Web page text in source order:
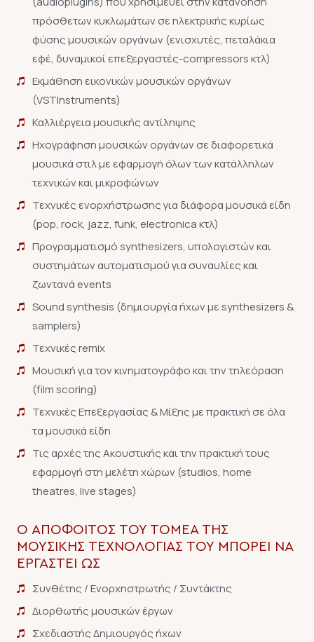
πρόσθετων κυκλωμάτων σε ηλεκτρικής κυρίως
φύσης μουσικών οργάνων (ενισχυτές, πεταλάκια
εφέ, δυναμικοί επεξεργαστές-compressors κτλ)
Εκμάθηση εικονικών μουσικών οργάνων
(VSTInstruments)
Καλλιέργεια μουσικής αντίληψης
Ηχογράφηση μουσικών οργάνων σε διαφορετικά
μουσικά στιλ με εφαρμογή όλων των κατάλληλων
τεχνικών και μικροφώνων
Τεχνικές ενορχήστρωσης για διάφορα μουσικά είδη
(pop, rock, jazz, funk, electronica κτλ)
Προγραμματισμό synthesizers, υπολογιστών και
συστημάτων αυτοματισμού για συναυλίες και
ζωντανά events
Sound synthesis (δημιουργία ήχων με synthesizers &
samplers)
Τεχνικές remix
Μουσική για τον κινηματογράφο και την τηλεόραση
(film scoring)
Τεχνικές Επεξεργασίας & Μίξης με πρακτική σε όλα
τα μουσικά είδη
Τις αρχές της Ακουστικής και την πρακτική τους
εφαρμογή στη μελέτη χώρων (studios, home
theatres, live stages)
Ο ΑΠΌΦΟΙΤΟΣ ΤΟΥ ΤΟΜΈΑ ΤΗΣ
ΜΟΥΣΙΚΉΣ ΤΕΧΝΟΛΟΓΊΑΣ ΤΟΥ ΜΠΟΡΕΊ ΝΑ
ΕΡΓΑΣΤΕΊ ΩΣ
Συνθέτης / Ενορχηστρωτής / Συντάκτης
Διορθωτής μουσικών έργων
Σχεδιαστής Δημιουργός ήχων